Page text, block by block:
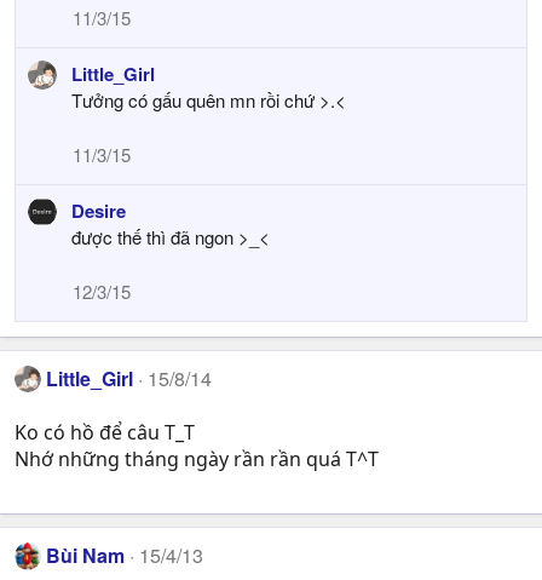
11/3/15
Little_Girl
Tưởng có gấu quên mn rồi chứ >.<
11/3/15
Desire
được thế thì đã ngon >_<
12/3/15
Little_Girl 15/8/14
Ko có hồ để câu T_T
Nhớ những tháng ngày rần rần quá T^T
Bùi Nam 15/4/13